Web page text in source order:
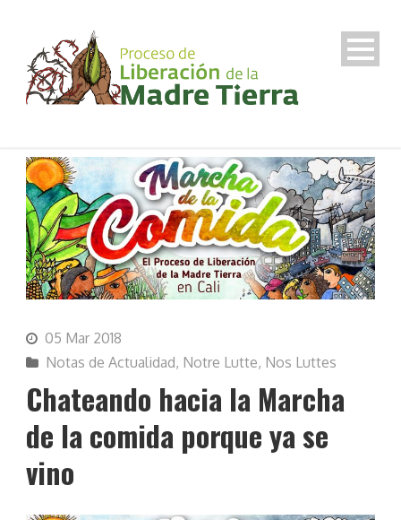
05 Mar 2018
Notas de Actualidad, Notre Lutte, Nos Luttes
Chateando hacia la Marcha
de la comida porque ya se
vino